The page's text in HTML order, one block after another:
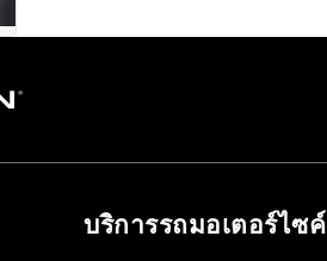
บริการรถมอเตอร์ไซค์​